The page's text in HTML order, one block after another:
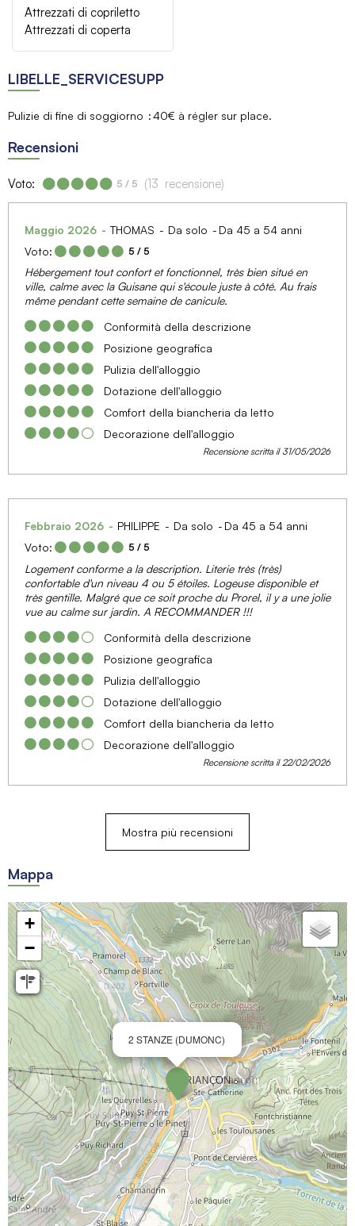
Attrezzati di copriletto
Attrezzati di coperta
LIBELLE_SERVICESUPP
Pulizie di fine di soggiorno 40€ à régler sur place
Recensioni
Voto: 5 / 5 (13 recensione)
Maggio 2026 THOMAS Da solo
Da 45 a 54 anni
Voto:
5 / 5
Hébergement tout confort et fonctionnel, très bien situé en
ville, calme avec la Guisane qui s'écoule juste à côté. Au frais
même pendant cette semaine de canicule.
Conformità della descrizione
Posizione geografica
Pulizia dell'alloggio
Dotazione dell'alloggio
Comfort della biancheria da letto
Decorazione dell'alloggio
Recensione scritta il 31/05/2026
Febbraio 2026 PHILIPPE Da solo
Da 45 a 54 anni
Voto:
5 / 5
Logement conforme a la description. Literie très (très)
confortable d'un niveau 4 ou 5 étoiles. Logeuse disponible et
très gentille. Malgré que ce soit proche du Prorel, il y a une jolie
vue au calme sur jardin. A RECOMMANDER !!!
Conformità della descrizione
Posizione geografica
Pulizia dell'alloggio
Dotazione dell'alloggio
Comfort della biancheria da letto
Decorazione dell'alloggio
Recensione scritta il 22/02/2026
Mostra più recensioni
Mappa
2 STANZE (DUMONC)
+
−